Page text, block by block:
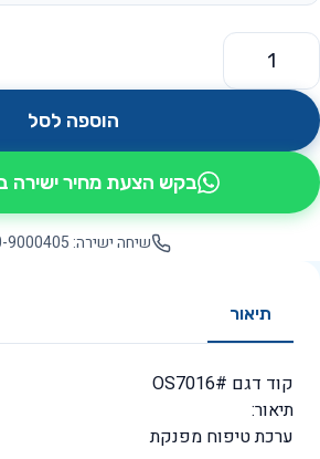
כמות של סוואנה OS7016
הוספה לסל
בקש הצעת מחיר ישירה
שיחה ישירה: 050-9000405
תיאור
קוד דגם #OS7016
תיאור:
ערכת טיפוח מפנקת